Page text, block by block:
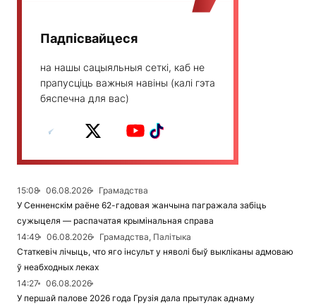
Падпісвайцеся
на нашы сацыяльныя сеткі, каб не
прапусціць важныя навіны (калі гэта
бяспечна для вас)
15:08 06.08.2026
Грамадства
У Сенненскім раёне 62-гадовая жанчына пагражала забіць
сужыцеля — распачатая крымінальная справа
14:49
06.08.2026
Грамадства, Палітыка
Статкевіч лічыць, что яго інсульт у няволі быў выкліканы адмоваю
ў неабходных леках
14:27
06.08.2026
У першай палове 2026 года Грузія дала прытулак аднаму